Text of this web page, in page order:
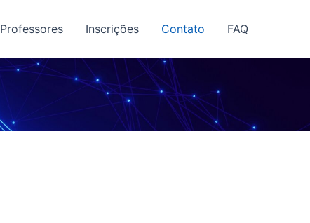
Professores Inscrições Contato FAQ